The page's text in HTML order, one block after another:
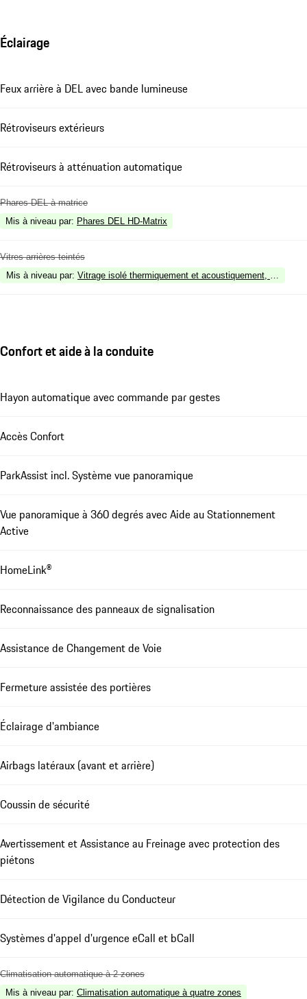
Éclairage
Feux arrière à DEL avec bande lumineuse
Rétroviseurs extérieurs
Rétroviseurs à atténuation automatique
Phares DEL à matrice
Mis à niveau par: Phares DEL HD-Matrix
Vitres arrières teintés
Mis à niveau par: Vitrage isolé thermiquement et acoustiquement, incluant
Confort et aide à la conduite
Hayon automatique avec commande par gestes
Accès Confort
ParkAssist incl. Système vue panoramique
Vue panoramique à 360 degrés avec Aide au Stationnement
Active
HomeLink®
Reconnaissance des panneaux de signalisation
Assistance de Changement de Voie
Fermeture assistée des portières
Éclairage d'ambiance
Airbags latéraux (avant et arrière)
Coussin de sécurité
Avertissement et Assistance au Freinage avec protection des
piétons
Détection de Vigilance du Conducteur
Systèmes d'appel d'urgence eCall et bCall
Climatisation automatique à 2 zones
Mis à niveau par: Climatisation automatique à quatre zones